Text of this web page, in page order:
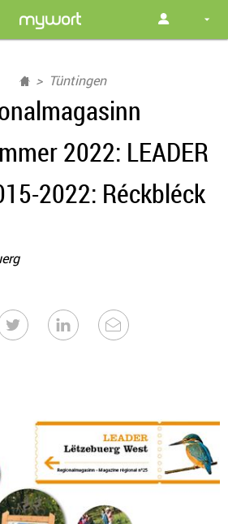
Tüntingen
2022: LEADER
2022: Réckbléck